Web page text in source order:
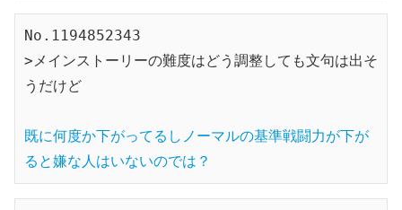
No.1194852343
>メインストーリーの難度はどう調整しても文句は出そ
うだけど
既に何度か下がってるしノーマルの基準戦闘力が下が
ると嫌な人はいないのでは？